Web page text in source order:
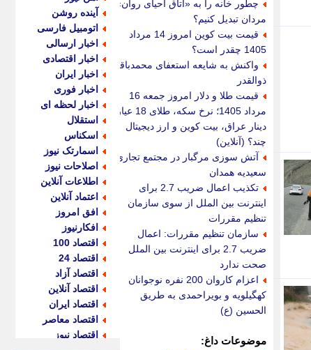
چطور خانه را به «اتاق احیای روان»
مردان تبدیل کنیم؟
قیمت بیت کوین امروز 14 مرداد
1405 چقدر است؟
واکنش به شایعه استعفای محمدباقر
ذوالقدر
قیمت طلا و دلار امروز جمعه 16
مرداد 1405؛ نرخ سکه، طلای 18 عیار،
دینار عراق، بیت کوین و ارز دیجیتال
چند؟ (آنلاین)
آتش سوزی مرگبار در مجتمع تجاری
سعیدیه همدان
تکذیب اعمال ضریب 2.7 برای
اینترنت بین الملل از سوی سازمان
تنظیم مقررات
سازمان تنظیم مقررات: اعمال
ضریب 2.7 برای اینترنت بین الملل
صحت ندارد
اعزام کاروان 200 نفره نوجوانان
کهگیلویه و بویراحمدی به طریق
الحسین (ع)
موضوعات داغ:
آینده روشن
اتومبیل فارسی
اخبار ارسالی
اخبار اقتصادی
اخبار ایران
اخبار فوری
اخبار لحظه ای
استقلال
اسکناس
اسمارتک نیوز
اصلاحات نیوز
اطلاعات آنلاین
اعتماد آنلاین
افق امروز
افکارنیوز
اقتصاد 100
اقتصاد 24
اقتصاد آزاد
اقتصاد آنلاین
اقتصاد ایران
اقتصاد معاصر
اقتصاد نیوز